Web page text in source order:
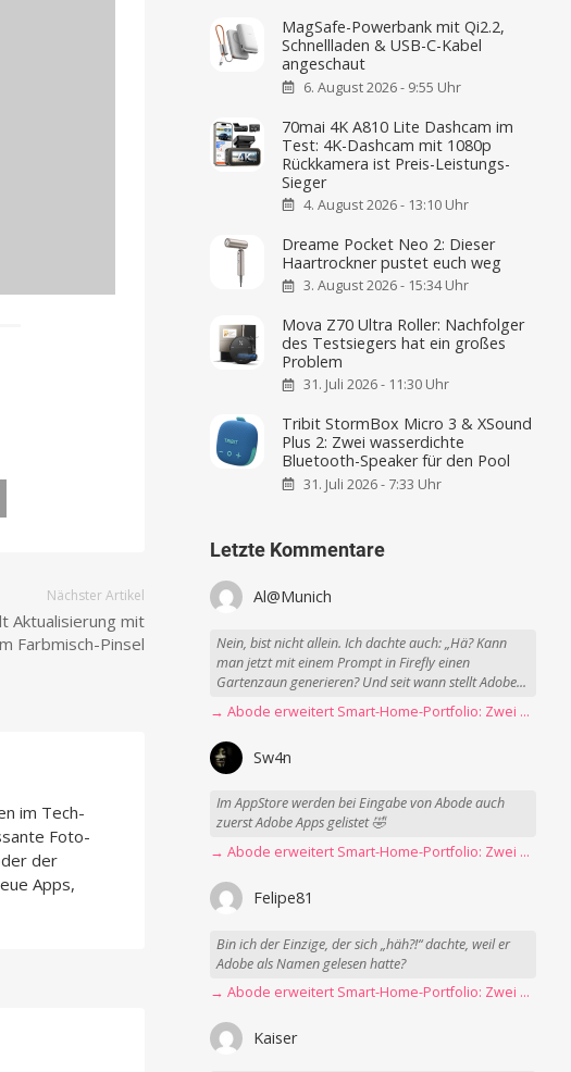
Nächster Artikel
Aktualisierung mit
Farbmisch-Pinsel
im Tech-
Foto-
der
Apps,
MagSafe-Powerbank mit Qi2.2,
Schnellladen & USB-C-Kabel
angeschaut
6. August 2026 - 9:55 Uhr
70mai 4K A810 Lite Dashcam im
Test: 4K-Dashcam mit 1080p
Rückkamera ist Preis-Leistungs-
Sieger
4. August 2026 - 13:10 Uhr
Dreame Pocket Neo 2: Dieser
Haartrockner pustet euch weg
3. August 2026 - 15:34 Uhr
Mova Z70 Ultra Roller: Nachfolger
des Testsiegers hat ein großes
Problem
31. Juli 2026 - 11:30 Uhr
Tribit StormBox Micro 3 & XSound
Plus 2: Zwei wasserdichte
Bluetooth-Speaker für den Pool
31. Juli 2026 - 7:33 Uhr
Letzte Kommentare
Al@Munich
Nein, bist nicht allein. Ich dachte auch: „Hä? Kann
man jetzt mit einem Prompt in Firefly einen
Gartenzaun generieren? Und seit wann stellt Adobe...
→ Abode erweitert Smart-Home-Portfolio: Zwei neue Sensoren für Garagen, Tore und mehr
Sw4n
Im AppStore werden bei Eingabe von Abode auch
zuerst Adobe Apps gelistet 🤣
→ Abode erweitert Smart-Home-Portfolio: Zwei neue Sensoren für Garagen, Tore und mehr
Felipe81
Bin ich der Einzige, der sich „häh?!“ dachte, weil er
Adobe als Namen gelesen hatte?
→ Abode erweitert Smart-Home-Portfolio: Zwei neue Sensoren für Garagen, Tore und mehr
Kaiser